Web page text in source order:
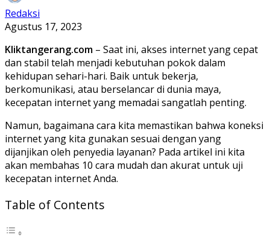
Redaksi
Agustus 17, 2023
Kliktangerang.com – Saat ini, akses internet yang cepat
dan stabil telah menjadi kebutuhan pokok dalam
kehidupan sehari-hari. Baik untuk bekerja,
berkomunikasi, atau berselancar di dunia maya,
kecepatan internet yang memadai sangatlah penting.
Namun, bagaimana cara kita memastikan bahwa koneksi
internet yang kita gunakan sesuai dengan yang
dijanjikan oleh penyedia layanan? Pada artikel ini kita
akan membahas 10 cara mudah dan akurat untuk uji
kecepatan internet Anda.
Table of Contents